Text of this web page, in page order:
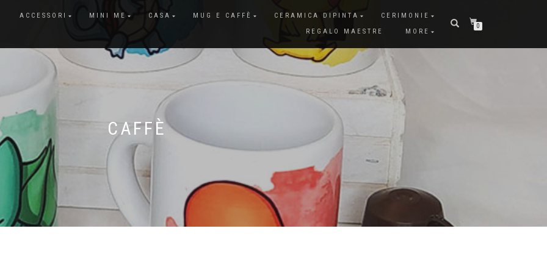
ACCESSORI MINI ME CASA MUG E CAFFÈ CERAMICA DIPINTA
CERIMONIE
REGALO MAESTRE
MORE
0
CAFFÈ